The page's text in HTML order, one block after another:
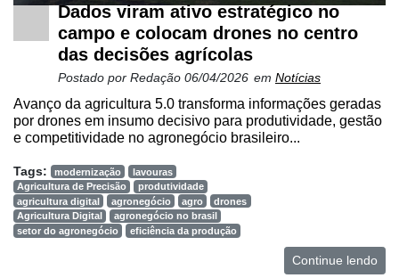
Dados viram ativo estratégico no
campo e colocam drones no centro
das decisões agrícolas
Postado por Redação 06/04/2026 em Notícias
Avanço da agricultura 5.0 transforma informações geradas
por drones em insumo decisivo para produtividade, gestão
e competitividade no agronegócio brasileiro...
Tags: modernização
lavouras
Agricultura de Precisão
produtividade
agricultura digital
agronegócio agro
drones
Agricultura Digital
agronegócio no brasil
setor do agronegócio
eficiência da produção
Continue lendo